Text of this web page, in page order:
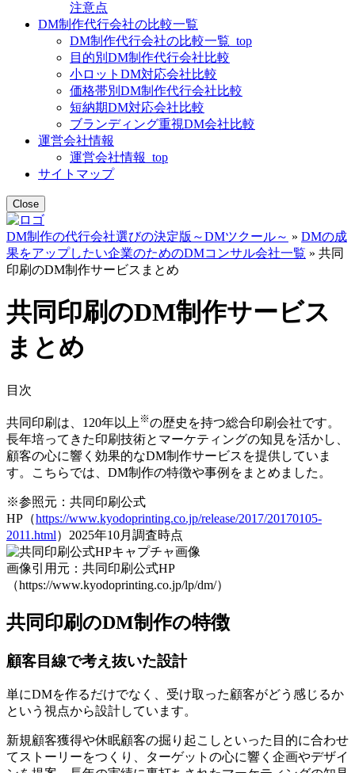
注意点
DM制作代行会社の比較一覧
DM制作代行会社の比較一覧_top
目的別DM制作代行会社比較
小ロットDM対応会社比較
価格帯別DM制作代行会社比較
短納期DM対応会社比較
ブランディング重視DM会社比較
運営会社情報
運営会社情報_top
サイトマップ
Close
DM制作の代行会社選びの決定版～DMツクール～ » DMの成
果をアップしたい企業のためのDMコンサル会社一覧 » 共同
印刷のDM制作サービスまとめ
共同印刷のDM制作サービス
まとめ
目次
共同印刷は、120年以上 ※の歴史を持つ総合印刷会社です。
長年培ってきた印刷技術とマーケティングの知見を活かし、
顧客の心に響く効果的なDM制作サービスを提供していま
す。こちらでは、DM制作の特徴や事例をまとめました。
※参照元：共同印刷公式
HP（https://www.kyodoprinting.co.jp/release/2017/20170105-
2011.html）2025年10月調査時点
画像引用元：共同印刷公式HP
（https://www.kyodoprinting.co.jp/lp/dm/）
共同印刷のDM制作の特徴
顧客目線で考え抜いた設計
単にDMを作るだけでなく、受け取った顧客がどう感じるか
という視点から設計しています。
新規顧客獲得や休眠顧客の掘り起こしといった目的に合わせ
てストーリーをつくり、ターゲットの心に響く企画やデザイ